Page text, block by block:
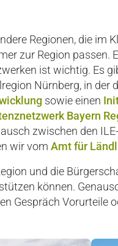
Regionen, die im
zur Region passen.
ist wichtig. Es
Nürnberg, in der
sowie einen
Bayern
zwischen den
wir vom Amt für
und die
können.
Gespräch Vorurteile